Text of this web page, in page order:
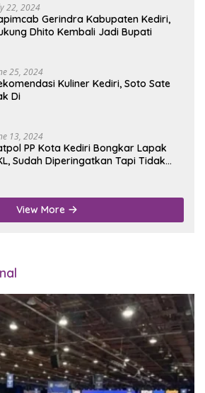
22, 2024
Gerindra Kabupaten Kediri,
Dhito Kembali Jadi Bupati
25, 2024
Kuliner Kediri, Soto Sate
Di
13, 2024
PP Kota Kediri Bongkar Lapak
Sudah Diperingatkan Tapi Tidak
View More